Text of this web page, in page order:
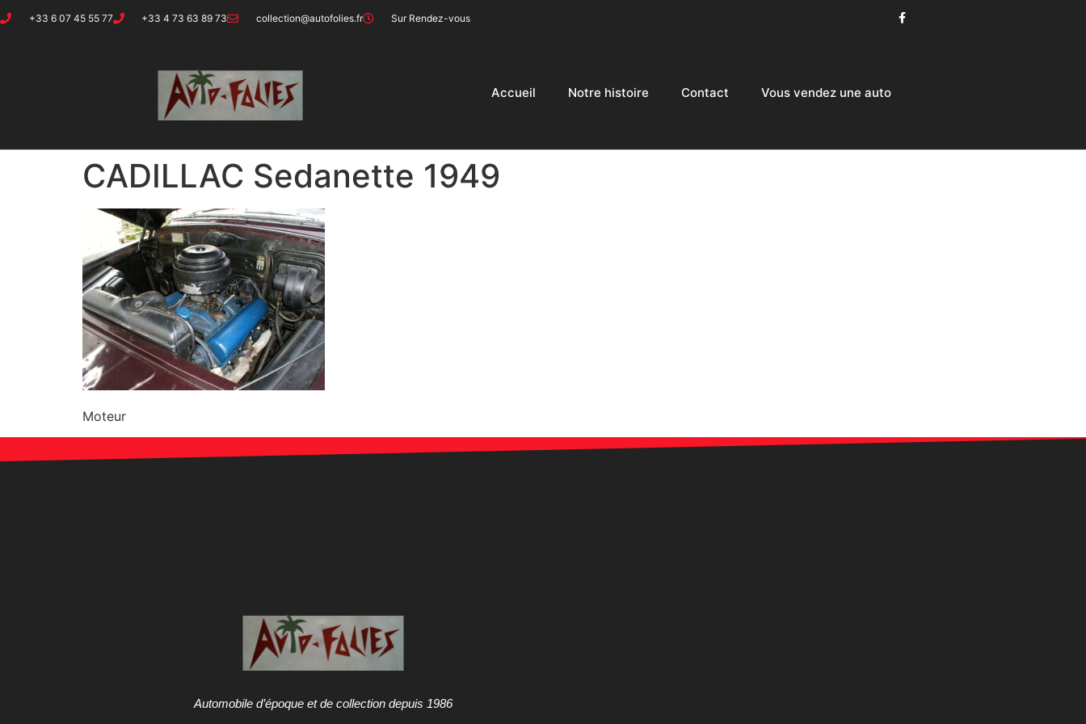
+33 6 07 45 55 77 +33 4 73 63 89 73 collection@autofolies.fr Sur Rendez-vous
Accueil Notre histoire Contact Vous vendez une auto
CADILLAC Sedanette 1949
Moteur
Automobile d’époque et de collection depuis 1986